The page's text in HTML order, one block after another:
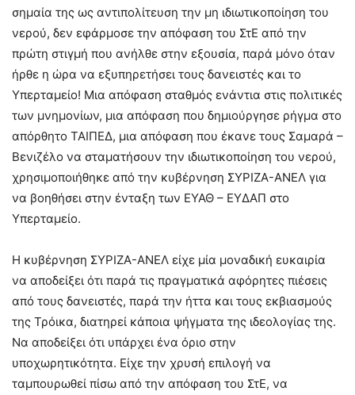
σημαία της ως αντιπολίτευση την μη ιδιωτικοποίηση του
νερού, δεν εφάρμοσε την απόφαση του ΣτΕ από την
πρώτη στιγμή που ανήλθε στην εξουσία, παρά μόνο όταν
ήρθε η ώρα να εξυπηρετήσει τους δανειστές και το
Υπερταμείο! Μια απόφαση σταθμός ενάντια στις πολιτικές
των μνημονίων, μια απόφαση που δημιούργησε ρήγμα στο
απόρθητο ΤΑΙΠΕΔ, μια απόφαση που έκανε τους Σαμαρά –
Βενιζέλο να σταματήσουν την ιδιωτικοποίηση του νερού,
χρησιμοποιήθηκε από την κυβέρνηση ΣΥΡΙΖΑ-ΑΝΕΛ για
να βοηθήσει στην ένταξη των ΕΥΑΘ – ΕΥΔΑΠ στο
Υπερταμείο.
Η κυβέρνηση ΣΥΡΙΖΑ-ΑΝΕΛ είχε μία μοναδική ευκαιρία
να αποδείξει ότι παρά τις πραγματικά αφόρητες πιέσεις
από τους δανειστές, παρά την ήττα και τους εκβιασμούς
της Τρόικα, διατηρεί κάποια ψήγματα της ιδεολογίας της.
Να αποδείξει ότι υπάρχει ένα όριο στην
υποχωρητικότητα. Είχε την χρυσή επιλογή να
ταμπουρωθεί πίσω από την απόφαση του ΣτΕ, να